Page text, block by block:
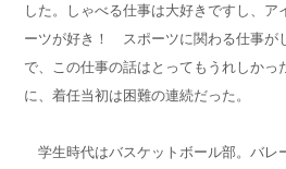
した。しゃべる仕事は大好きですし、ア
ーツが好き！ スポーツに関わる仕事が
で、この仕事の話はとってもうれしかっ
に、着任当初は困難の連続だった。
学生時代はバスケットボール部。バレ